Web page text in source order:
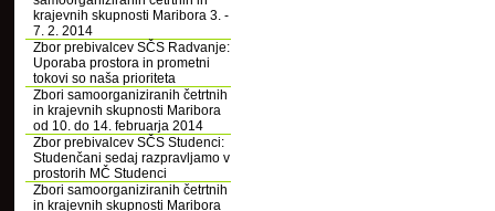
krajevnih skupnosti Maribora 3. -
7. 2. 2014
Zbor prebivalcev SČS Radvanje:
Uporaba prostora in prometni
tokovi so naša prioriteta
Zbori samoorganiziranih četrtnih
in krajevnih skupnosti Maribora
od 10. do 14. februarja 2014
Zbor prebivalcev SČS Studenci:
Studenčani sedaj razpravljamo v
prostorih MČ Studenci
Zbori samoorganiziranih četrtnih
in krajevnih skupnosti Maribora